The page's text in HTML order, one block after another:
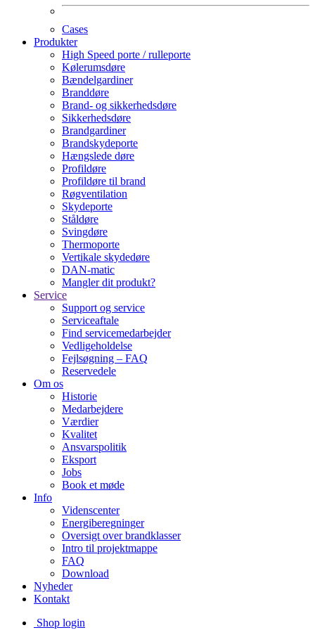
Cases
Produkter
High Speed porte / rulleporte
Kølerumsdøre
Bændelgardiner
Branddøre
Brand- og sikkerhedsdøre
Sikkerhedsdøre
Brandgardiner
Brandskydeporte
Hængslede døre
Profildøre
Profildøre til brand
Røgventilation
Skydeporte
Ståldøre
Svingdøre
Thermoporte
Vertikale skydedøre
DAN-matic
Mangler dit produkt?
Service
Support og service
Serviceaftale
Find servicemedarbejder
Vedligeholdelse
Fejlsøgning – FAQ
Reservedele
Om os
Historie
Medarbejdere
Værdier
Kvalitet
Ansvarspolitik
Eksport
Jobs
Book et møde
Info
Videnscenter
Energiberegninger
Oversigt over brandklasser
Intro til projektmappe
FAQ
Download
Nyheder
Kontakt
Shop login